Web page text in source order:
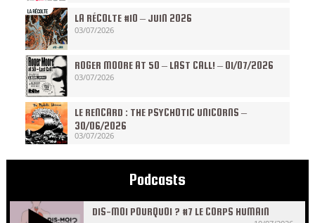
LA RÉCOLTE #10 – JUIN 2026
03/07/2026
ROGER MOORE AT 50 – LAST CALL! – 01/07/2026
03/07/2026
LE RENCARD : THE PSYCHOTIC UNICORNS –
30/06/2026
03/07/2026
Podcasts
DIS-MOI POURQUOI ? #7 LE CORPS HUMAIN